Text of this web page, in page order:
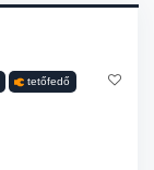
tetőfedő